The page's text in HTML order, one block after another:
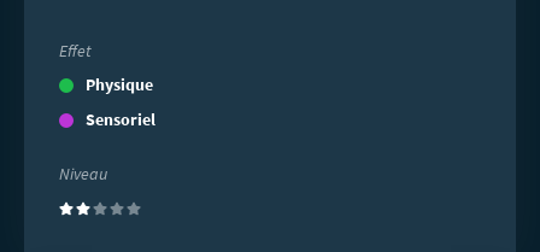
Effet
Physique
Sensoriel
Niveau
(2)